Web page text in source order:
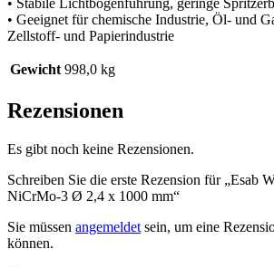
• Stabile Lichtbogenführung, geringe
• Geeignet für chemische Industrie, Öl- und
Zellstoff- und Papierindustrie
Gewicht 998,0 kg
Rezensionen
Es gibt noch keine Rezensionen.
Schreiben Sie die erste Rezension für „Esab
NiCrMo-3 Ø 2,4 x 1000 mm“
Sie müssen angemeldet sein, um eine
können.